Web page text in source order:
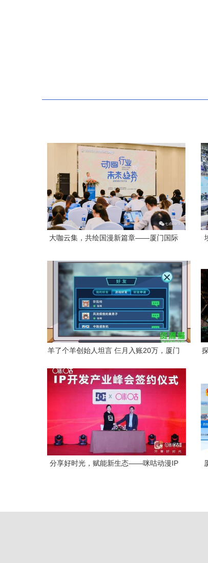
大咖云集，共绘国漫新篇章——厦门国际
羊了个羊创始人坦言 仨月入账20万，厦门
分享好时光，赋能新生态——咪咕动漫IP